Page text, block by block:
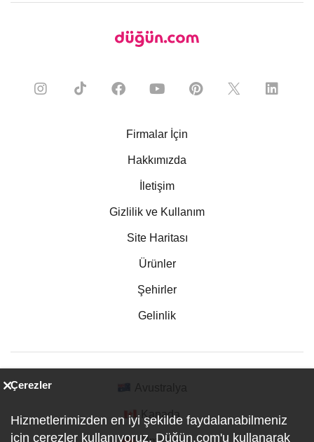
Firmalar İçin
Hakkımızda
İletişim
Gizlilik ve Kullanım
Site Haritası
Ürünler
Şehirler
Gelinlik
Kanada
Çerezler
Hizmetlerimizden en iyi şekilde faydalanabilmeniz
için çerezler kullanıyoruz. Düğün.com'u kullanarak